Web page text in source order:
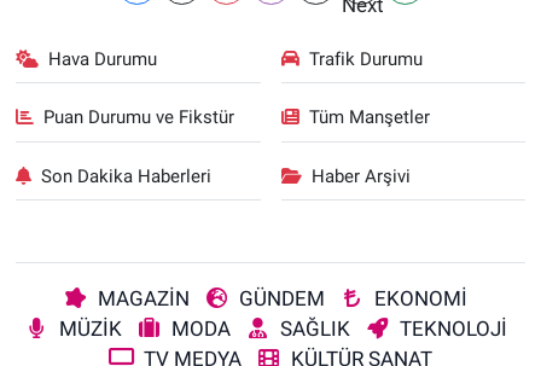
Hava Durumu Trafik Durumu
Puan Durumu ve Fikstür Tüm Manşetler
Son Dakika Haberleri Haber Arşivi
MAGAZİN GÜNDEM
EKONOMİ
MÜZİK
MODA SAĞLIK
TEKNOLOJİ
TV MEDYA
KÜLTÜR SANAT